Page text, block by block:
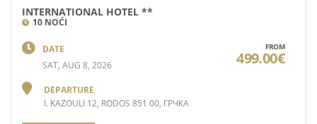
INTERNATIONAL HOTEL **
10 NOĆI
DATE
SAT, AUG 8, 2026
DEPARTURE
I. KAZOULI 12, RODOS 851 00, ГРЧКА
FROM
499.00€